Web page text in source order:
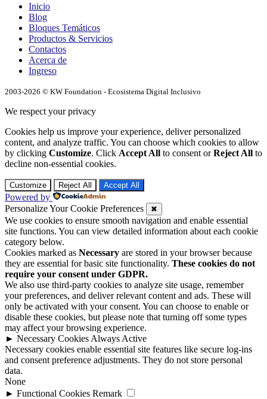
Inicio
Blog
Bloques Temáticos
Productos & Servicios
Contactos
Acerca de
Ingreso
2003-2026 © KW Foundation - Ecosistema Digital Inclusivo
We respect your privacy
Cookies help us improve your experience, deliver personalized
content, and analyze traffic. You can choose which cookies to allow
by clicking Customize. Click Accept All to consent orReject All to
decline non-essential cookies.
Customize Reject All Accept All
Powered by
Personalize Your Cookie Preferences
✖
We use cookies to ensure smooth navigation and enable essential
site functions. You can view detailed information about each cookie
category below.
Cookies marked as Necessary are stored in your browser because
they are essential for basic site functionality. These cookies do not
require your consent under GDPR.
We also use third-party cookies to analyze site usage, remember
your preferences, and deliver relevant content and ads. These will
only be activated with your consent. You can choose to enable or
disable these cookies, but please note that turning off some types
may affect your browsing experience.
► Necessary Cookies Always Active
Necessary cookies enable essential site features like secure log-ins
and consent preference adjustments. They do not store personal
data.
None
► Functional Cookies Remark